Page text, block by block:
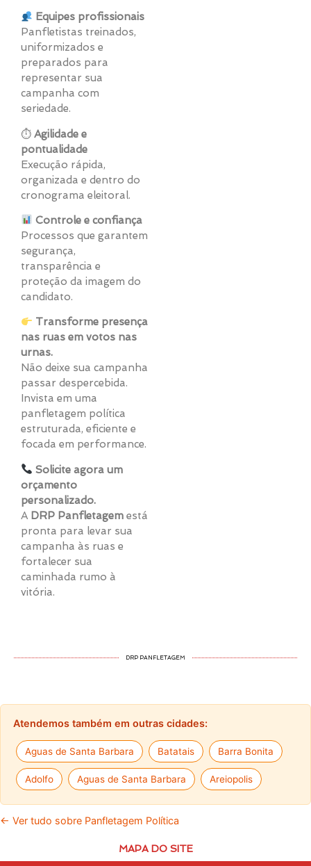
Equipes profissionais
Panfletistas treinados,
uniformizados e
preparados para
representar sua
campanha com
seriedade.
⏱ Agilidade e
pontualidade
Execução rápida,
organizada e dentro do
cronograma eleitoral.
Controle e confiança
Processos que garantem
segurança,
transparência e
proteção da imagem do
candidato.
Transforme presença
nas ruas em votos nas
urnas.
Não deixe sua campanha
passar despercebida.
Invista em uma
panfletagem política
estruturada, eficiente e
focada em performance.
Solicite agora um
orçamento
personalizado.
A DRP Panfletagem está
pronta para levar sua
campanha às ruas e
fortalecer sua
caminhada rumo à
vitória.
DRP PANFLETAGEM
Atendemos também em outras cidades:
Aguas de Santa Barbara Batatais Barra Bonita
Adolfo Aguas de Santa Barbara Areiopolis
← Ver tudo sobre Panfletagem Política
MAPA DO SITE